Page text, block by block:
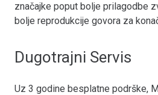
značajke poput bolje prilagodbe
bolje reprodukcije govora za
Dugotrajni Servis
Uz 3 godine besplatne podrške,